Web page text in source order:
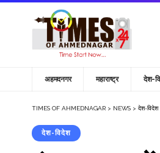
अहमदनगर महाराष्ट्र देश-
TIMES OF AHMEDNAGAR > NEWS > देश-विदेश
देश-विदेश